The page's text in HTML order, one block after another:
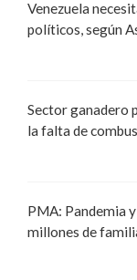
Venezuela
políticos, según
Sector ganadero
la falta de
PMA: Pandemia
millones de